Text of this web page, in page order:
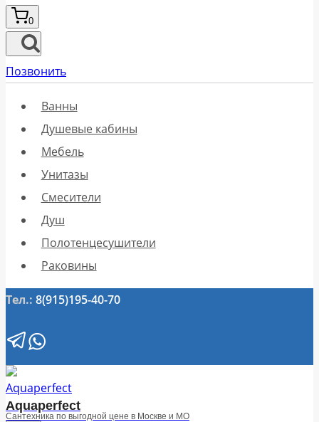
0
Позвонить
Ванны
Душевые кабины
Мебель
Унитазы
Смесители
Душ
Полотенцесушители
Раковины
Тел.: 8(915)195-40-70
Aquaperfect
Сантехника по выгодной цене в Москве и МО